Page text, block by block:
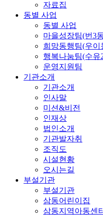
자료집
동별 사업
동별 사업
마을성장팀(번3
희망동행팀(우이
행복나눔팀(수유
운영지원팀
기관소개
기관소개
인사말
미션&비전
인재상
법인소개
기관발자취
조직도
시설현황
오시는길
부설기관
부설기관
삼동어린이집
삼동지역아동센